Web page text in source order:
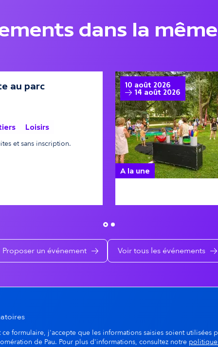
dans la
au parc
Loisirs
et sans inscription.
A la une
10 août 2026
14 août 2026
Proposer un événement Voir tous les événements
ce formulaire, j'accepte que les informations saisies soient
de Pau. Pour plus d'informations, consultez notre